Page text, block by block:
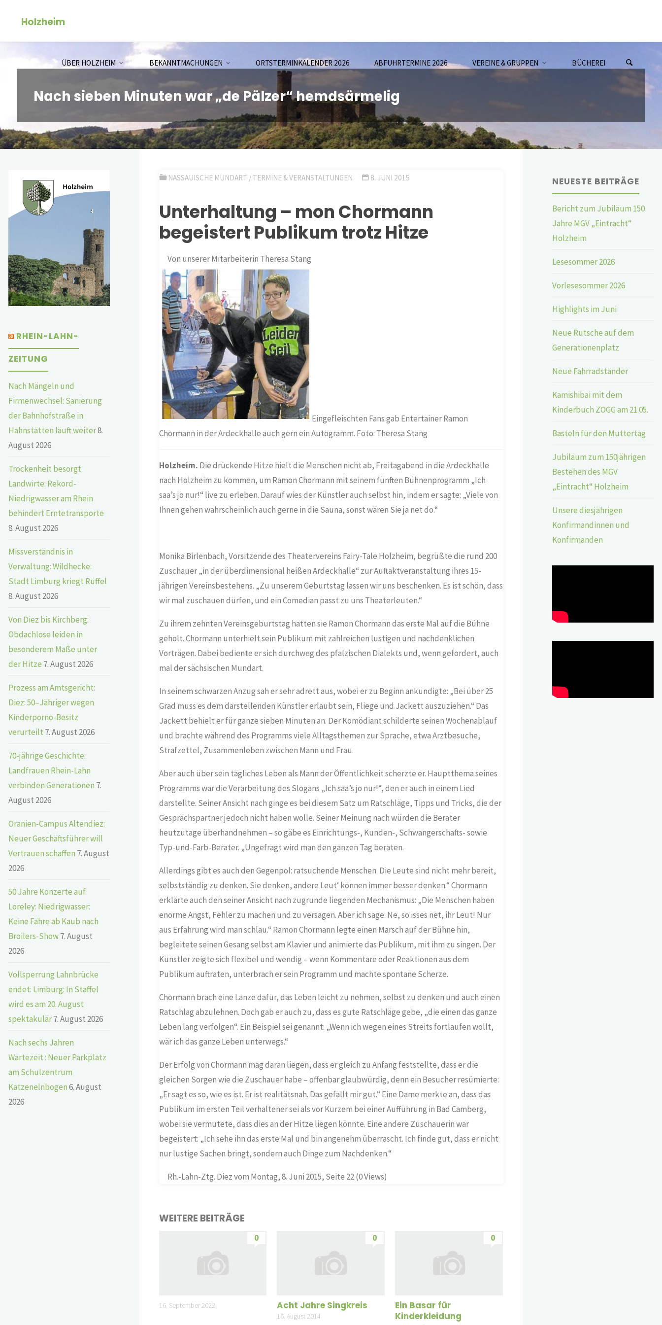
Holzheim
ÜBER HOLZHEIM BEKANNTMACHUNGEN ORTSTERMINKALENDER 2026 ABFUHRTERMINE 2026 VEREINE & GRUPPEN BÜCHEREI
Nach sieben Minuten war „de Pälzer“ hemdsärmelig
NASSAUISCHE MUNDART / TERMINE & VERANSTALTUNGEN 8. JUNI 2015
Unterhaltung – mon Chormann
begeistert Publikum trotz Hitze
Von unserer Mitarbeiterin Theresa Stang
Eingefleischten Fans gab Entertainer Ramon
Chormann in der Ardeckhalle auch gern ein Autogramm. Foto: Theresa Stang
Holzheim. Die drückende Hitze hielt die Menschen nicht ab, Freitagabend in die Ardeckhalle
nach Holzheim zu kommen, um Ramon Chormann mit seinem fünften Bühnenprogramm „Ich
saa’s jo nur!“ live zu erleben. Darauf wies der Künstler auch selbst hin, indem er sagte: „Viele von
Ihnen gehen wahrscheinlich auch gerne in die Sauna, sonst wären Sie ja net do.“
Monika Birlenbach, Vorsitzende des Theatervereins Fairy-Tale Holzheim, begrüßte die rund 200
Zuschauer „in der überdimensional heißen Ardeckhalle“ zur Auftaktveranstaltung ihres 15-
jährigen Vereinsbestehens. „Zu unserem Geburtstag lassen wir uns beschenken. Es ist schön, dass
wir mal zuschauen dürfen, und ein Comedian passt zu uns Theaterleuten.“
Zu ihrem zehnten Vereinsgeburtstag hatten sie Ramon Chormann das erste Mal auf die Bühne
geholt. Chormann unterhielt sein Publikum mit zahlreichen lustigen und nachdenklichen
Vorträgen. Dabei bediente er sich durchweg des pfälzischen Dialekts und, wenn gefordert, auch
mal der sächsischen Mundart.
In seinem schwarzen Anzug sah er sehr adrett aus, wobei er zu Beginn ankündigte: „Bei über 25
Grad muss es dem darstellenden Künstler erlaubt sein, Fliege und Jackett auszuziehen.“ Das
Jackett behielt er für ganze sieben Minuten an. Der Komödiant schilderte seinen Wochenablauf
und brachte während des Programms viele Alltagsthemen zur Sprache, etwa Arztbesuche,
Strafzettel, Zusammenleben zwischen Mann und Frau.
Aber auch über sein tägliches Leben als Mann der Öffentlichkeit scherzte er. Hauptthema seines
Programms war die Verarbeitung des Slogans „Ich saa’s jo nur!“, den er auch in einem Lied
darstellte. Seiner Ansicht nach ginge es bei diesem Satz um Ratschläge, Tipps und Tricks, die der
Gesprächspartner jedoch nicht haben wolle. Seiner Meinung nach würden die Berater
heutzutage überhandnehmen – so gäbe es Einrichtungs-, Kunden-, Schwangerschafts- sowie
Typ-und-Farb-Berater. „Ungefragt wird man den ganzen Tag beraten.
Allerdings gibt es auch den Gegenpol: ratsuchende Menschen. Die Leute sind nicht mehr bereit,
selbstständig zu denken. Sie denken, andere Leut‘ können immer besser denken.“ Chormann
erklärte auch den seiner Ansicht nach zugrunde liegenden Mechanismus: „Die Menschen haben
enorme Angst, Fehler zu machen und zu versagen. Aber ich sage: Ne, so isses net, ihr Leut! Nur
aus Erfahrung wird man schlau.“ Ramon Chormann legte einen Marsch auf der Bühne hin,
begleitete seinen Gesang selbst am Klavier und animierte das Publikum, mit ihm zu singen. Der
Künstler zeigte sich flexibel und wendig – wenn Kommentare oder Reaktionen aus dem
Publikum auftraten, unterbrach er sein Programm und machte spontane Scherze.
Chormann brach eine Lanze dafür, das Leben leicht zu nehmen, selbst zu denken und auch einen
Ratschlag abzulehnen. Doch gab er auch zu, dass es gute Ratschläge gebe, „die einen das ganze
Leben lang verfolgen“. Ein Beispiel sei genannt: „Wenn ich wegen eines Streits fortlaufen wollt,
wär ich das ganze Leben unterwegs.“
Der Erfolg von Chormann mag daran liegen, dass er gleich zu Anfang feststellte, dass er die
gleichen Sorgen wie die Zuschauer habe – offenbar glaubwürdig, denn ein Besucher resümierte:
„Er sagt es so, wie es ist. Er ist realitätsnah. Das gefällt mir gut.“ Eine Dame merkte an, dass das
Publikum im ersten Teil verhaltener sei als vor Kurzem bei einer Aufführung in Bad Camberg,
wobei sie vermutete, dass dies an der Hitze liegen könnte. Eine andere Zuschauerin war
begeistert: „Ich sehe ihn das erste Mal und bin angenehm überrascht. Ich finde gut, dass er nicht
nur lustige Sachen bringt, sondern auch Dinge zum Nachdenken.“
Rh.-Lahn-Ztg. Diez vom Montag, 8. Juni 2015, Seite 22 (0 Views)
WEITERE BEITRÄGE
0
16. September 2022
0
Acht Jahre Singkreis
16. August 2014
0
Ein Basar für
Kinderkleidung
RHEIN-LAHN-
ZEITUNG
Nach Mängeln und
Firmenwechsel: Sanierung
der Bahnhofstraße in
Hahnstätten läuft weiter8.
August 2026
Trockenheit besorgt
Landwirte: Rekord-
Niedrigwasser am Rhein
behindert Erntetransporte
8. August 2026
Missverständnis in
Verwaltung: Wildhecke:
Stadt Limburg kriegt Rüffel
8. August 2026
Von Diez bis Kirchberg:
Obdachlose leiden in
besonderem Maße unter
der Hitze 7. August 2026
Prozess am Amtsgericht:
Diez: 50–Jähriger wegen
Kinderporno-Besitz
verurteilt 7. August 2026
70-jährige Geschichte:
Landfrauen Rhein-Lahn
verbinden Generationen 7.
August 2026
Oranien-Campus Altendiez:
Neuer Geschäftsführer will
Vertrauen schaffen 7. August
2026
50 Jahre Konzerte auf
Loreley: Niedrigwasser:
Keine Fähre ab Kaub nach
Broilers-Show7. August
2026
Vollsperrung Lahnbrücke
endet: Limburg: In Staffel
wird es am 20. August
spektakulär7. August 2026
Nach sechs Jahren
Wartezeit : Neuer Parkplatz
am Schulzentrum
Katzenelnbogen6. August
2026
NEUESTE BEITRÄGE
Bericht zum Jubiläum 150
Jahre MGV „Eintracht“
Holzheim
Lesesommer 2026
Vorlesesommer 2026
Highlights im Juni
Neue Rutsche auf dem
Generationenplatz
Neue Fahrradständer
Kamishibai mit dem
Kinderbuch ZOGG am 21.05.
Basteln für den Muttertag
Jubiläum zum 150jährigen
Bestehen des MGV
„Eintracht“ Holzheim
Unsere diesjährigen
Konfirmandinnen und
Konfirmanden